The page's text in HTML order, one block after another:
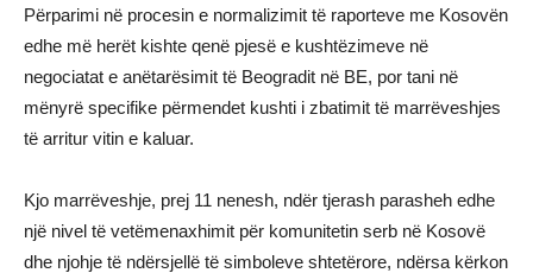
Përparimi në procesin e normalizimit të raporteve me Kosovën
edhe më herët kishte qenë pjesë e kushtëzimeve në
negociatat e anëtarësimit të Beogradit në BE, por tani në
mënyrë specifike përmendet kushti i zbatimit të marrëveshjes
të arritur vitin e kaluar.
Kjo marrëveshje, prej 11 nenesh, ndër tjerash parasheh edhe
një nivel të vetëmenaxhimit për komunitetin serb në Kosovë
dhe njohje të ndërsjellë të simboleve shtetërore, ndërsa kërkon